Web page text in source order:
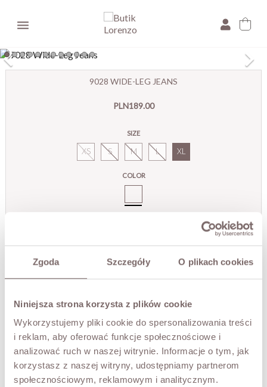
Zgoda Szczegóły O plikach cookies
Niniejsza strona korzysta z plików cookie
Wykorzystujemy pliki cookie do spersonalizowania treści
i reklam, aby oferować funkcje społecznościowe i
analizować ruch w naszej witrynie. Informacje o tym, jak
korzystasz z naszej witryny, udostępniamy partnerom
społecznościowym, reklamowym i analitycznym.

9028 WIDE-LEG JEANS
PLN189.00
SIZE
XS S M L XL
COLOR
Spodnie
Enter your email to be notified when it is available
NOTIFY ME
NEW! TRY IT ON VIRTUALLY
DESCRIPTION